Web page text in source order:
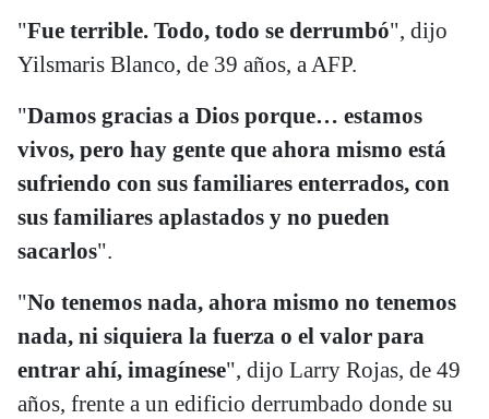
"Fue terrible. Todo, todo se derrumbó", dijo
Yilsmaris Blanco, de 39 años, a AFP.
"Damos gracias a Dios porque… estamos
vivos, pero hay gente que ahora mismo está
sufriendo con sus familiares enterrados, con
sus familiares aplastados y no pueden
sacarlos".
"No tenemos nada, ahora mismo no tenemos
nada, ni siquiera la fuerza o el valor para
entrar ahí, imagínese", dijo Larry Rojas, de 49
años, frente a un edificio derrumbado donde su